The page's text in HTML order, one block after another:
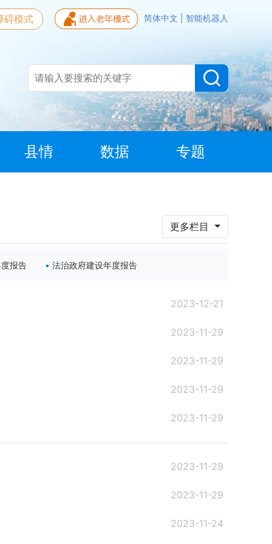
简体中文 智能机器人
碍模式
县情 数据 专题
更多栏目
报告 法治政府建设年度报告
2023-12-21
2023-11-29
2023-11-29
2023-11-29
2023-11-29
2023-11-29
2023-11-29
2023-11-24